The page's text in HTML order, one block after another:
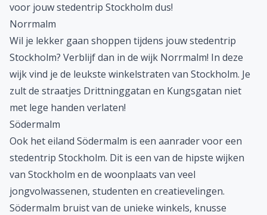
een hotel kunt boeken. Ieder eiland en iedere wijk van
Stockholm heeft zijn eigen charme.
Gamla Stan
Gamla Stan is het historische deel van Stockholm en
telt verschillende unieke bezienswaardigheden, zoals
het Koninklijk Paleis en de Grote Kerk. In deze
bruisende wijk is van alles te beleven. Een aanrader
voor jouw stedentrip Stockholm dus!
Norrmalm
Wil je lekker gaan shoppen tijdens jouw stedentrip
Stockholm? Verblijf dan in de wijk Norrmalm! In deze
wijk vind je de leukste winkelstraten van Stockholm. Je
zult de straatjes Drittninggatan en Kungsgatan niet